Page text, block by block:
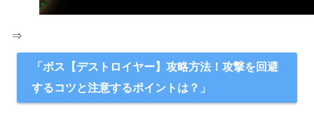
⇒
「ボス【デストロイヤー】攻略方法！攻撃を回避
するコツと注意するポイントは？」